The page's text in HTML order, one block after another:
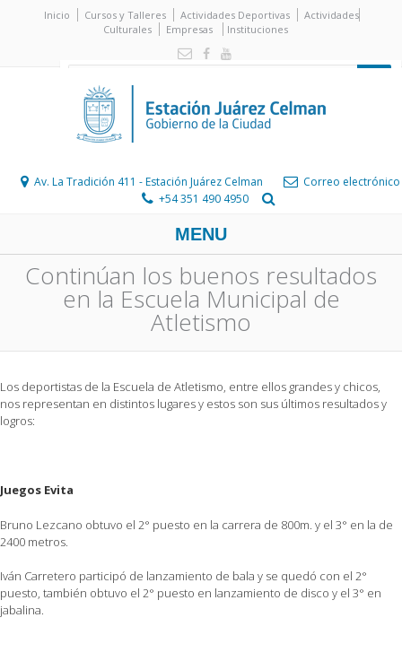
Inicio Cursos y Talleres Actividades Deportivas
Actividades
Culturales
Empresas Instituciones
Av. La Tradición 411 - Estación Juárez Celman
Correo electrónico
+54 351 490 4950
MENU
Continúan los buenos resultados
en la Escuela Municipal de
Atletismo
Los deportistas de la Escuela de Atletismo, entre ellos grandes y chicos,
nos representan en distintos lugares y estos son sus últimos resultados y
logros:
Juegos Evita
Bruno Lezcano obtuvo el 2° puesto en la carrera de 800m. y el 3° en la de
2400 metros.
Iván Carretero participó de lanzamiento de bala y se quedó con el 2°
puesto, también obtuvo el 2° puesto en lanzamiento de disco y el 3° en
jabalina.